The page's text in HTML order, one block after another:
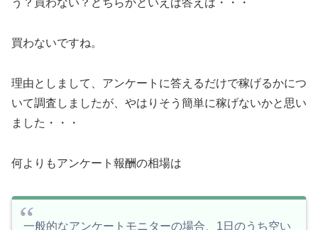
う？買わない？どちらかといえば答えは・・・
買わないですね。
理由としまして、アンケートに答えるだけで稼げるかにつ
いて調査しましたが、やはりそう簡単に稼げないかと思い
ました・・・
何よりもアンケート報酬の相場は
一般的なアンケートモニターの場合、1日のうち空い